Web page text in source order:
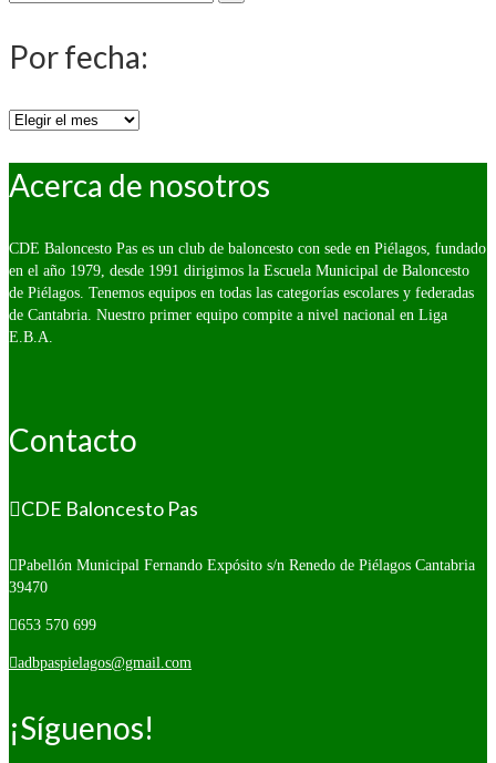
Por fecha:
Por
Acerca de nosotros
CDE Baloncesto Pas es un club de baloncesto con sede en Piélagos, fundado
en el año 1979, desde 1991 dirigimos la Escuela Municipal de Baloncesto
de Piélagos. Tenemos equipos en todas las categorías escolares y federadas
de Cantabria. Nuestro primer equipo compite a nivel nacional en Liga
E.B.A.
Contacto
CDE Baloncesto Pas
Pabellón Municipal Fernando Expósito s/n Renedo de Piélagos Cantabria
39470
653 570 699
adbpaspielagos@gmail.com
¡Síguenos!